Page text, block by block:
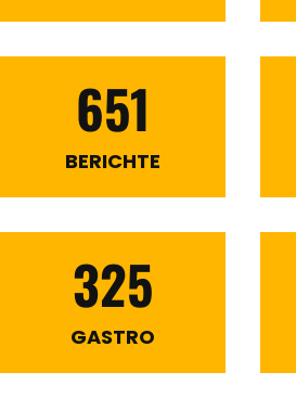
651
BERICHTE
325
GASTRO